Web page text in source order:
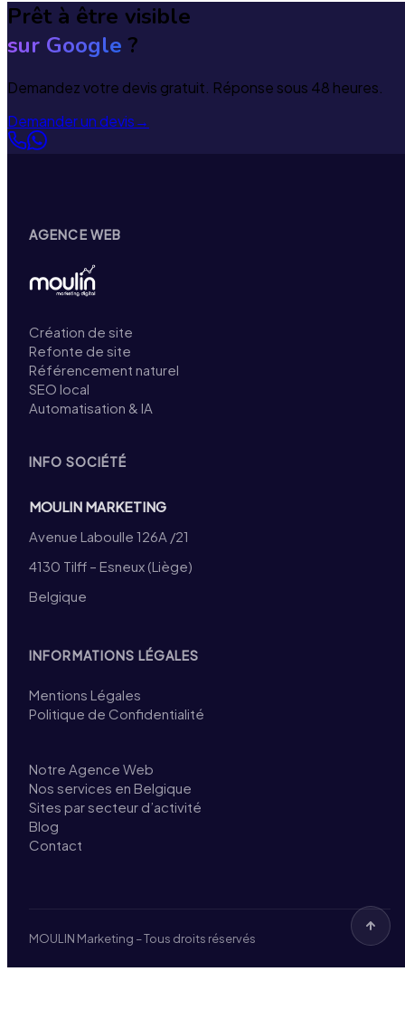
Prêt à être visible
sur Google ?
Demandez votre devis gratuit. Réponse sous 48 heures.
Demander un devis→
AGENCE WEB
Création de site
Refonte de site
Référencement naturel
SEO local
Automatisation & IA
INFO SOCIÉTÉ
MOULIN MARKETING
Avenue Laboulle 126A /21
4130 Tilff – Esneux (Liège)
Belgique
INFORMATIONS LÉGALES
Mentions Légales
Politique de Confidentialité
Notre Agence Web
Nos services en Belgique
Sites par secteur d’activité
Blog
Contact
MOULIN Marketing – Tous droits réservés